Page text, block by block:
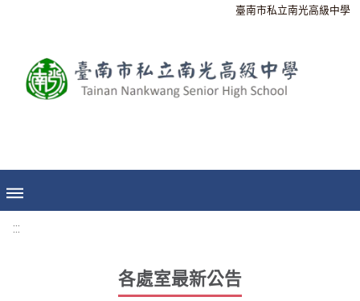
臺南市私立南光高級中學
:::
各處室最新公告